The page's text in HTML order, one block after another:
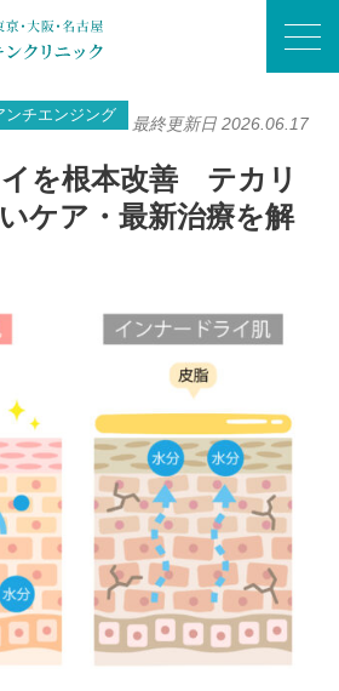
テカリの正体と正しいケア・最新治療を解説
ンチエンジング 最終更新日 2026.06.17
を根本改善 テカリ
ケア・最新治療を解